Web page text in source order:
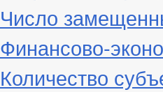
Число
Финансово-
Количество